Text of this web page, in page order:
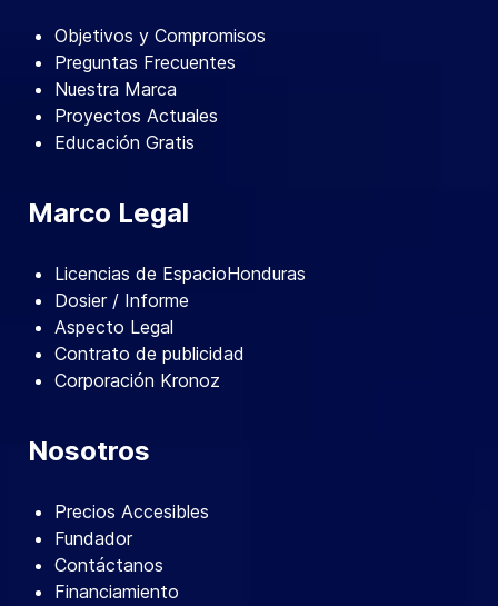
Objetivos y Compromisos
Preguntas Frecuentes
Nuestra Marca
Proyectos Actuales
Educación Gratis
Marco Legal
Licencias de EspacioHonduras
Dosier / Informe
Aspecto Legal
Contrato de publicidad
Corporación Kronoz
Nosotros
Precios Accesibles
Fundador
Contáctanos
Financiamiento